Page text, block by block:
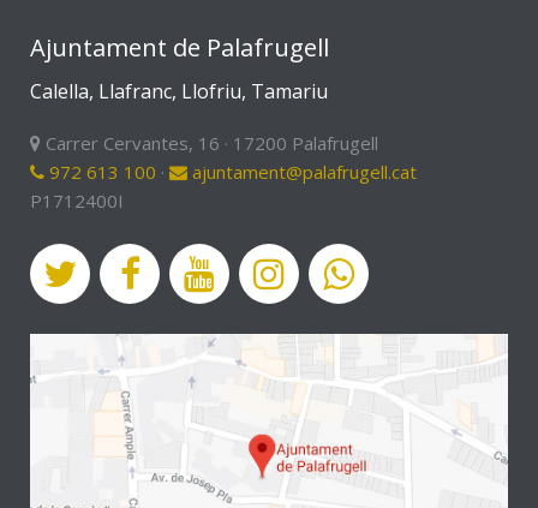
Ajuntament de Palafrugell
Calella, Llafranc, Llofriu, Tamariu
Carrer Cervantes, 16 · 17200 Palafrugell
972 613 100 ·
ajuntament@palafrugell.cat
P1712400I